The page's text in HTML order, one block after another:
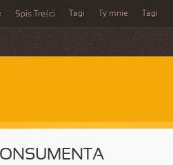
Spis Treści Tagi Ty mnie Tagi